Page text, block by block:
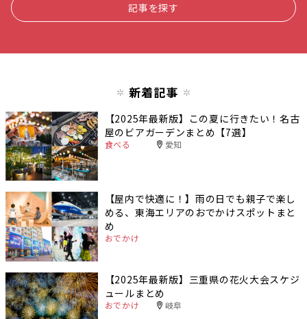
記事を探す
新着記事
【2025年最新版】この夏に行きたい！名古
屋のビアガーデンまとめ【7選】
食べる 愛知
【屋内で快適に！】雨の日でも親子で楽し
める、東海エリアのおでかけスポットまと
め
おでかけ
【2025年最新版】三重県の花火大会スケジ
ュールまとめ
おでかけ 岐阜